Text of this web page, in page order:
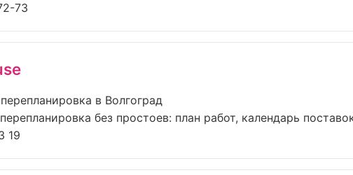
73
в Волгоград
без простоев: план работ, календарь
19